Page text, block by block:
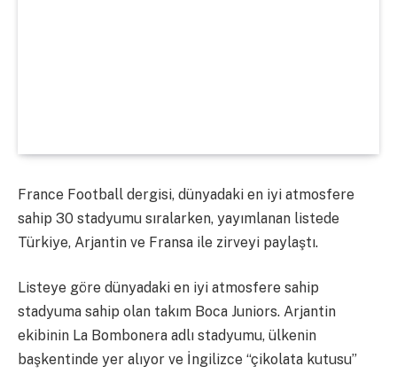
France Football dergisi, dünyadaki en iyi atmosfere
sahip 30 stadyumu sıralarken, yayımlanan listede
Türkiye, Arjantin ve Fransa ile zirveyi paylaştı.
Listeye göre dünyadaki en iyi atmosfere sahip
stadyuma sahip olan takım Boca Juniors. Arjantin
ekibinin La Bombonera adlı stadyumu, ülkenin
başkentinde yer alıyor ve İngilizce “çikolata kutusu”